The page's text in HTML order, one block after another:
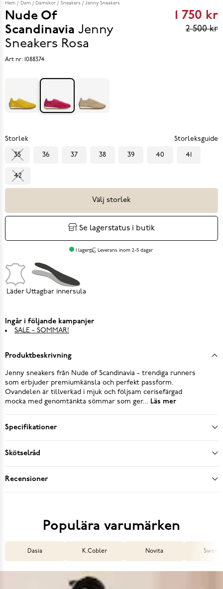
Hem Dam Damskor Sneakers Jenny Sneakers
Nude Of
Scandinavia Jenny
Sneakers Rosa
Current
1 750 kr
2 500 kr
Art nr: 1088374
Storlek Storleksguide
35 36 37 38 39 40 41
42
Välj storlek
Se lagerstatus i butik
I lager Leverans inom 2-5 dagar
Läder Uttagbar innersula
Ingår i följande kampanjer
SALE - SOMMAR!
Produktbeskrivning
Jenny sneakers från Nude of Scandinavia - trendiga runners
som erbjuder premiumkänsla och perfekt passform.
Ovandelen är tillverkad i mjuk och följsam cerisefärgad
mocka med genomtänkta sömmar som ger... Läs mer
Specifikationer
Skötselråd
Recensioner
Populära varumärken
Dasia K.Cobler Novita